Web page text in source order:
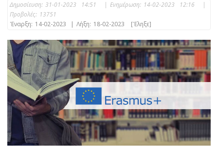
Δημοσίευση: 31-01-2023 14:51 | Ενημέρωση: 14-02-2023 12:16
|
Προβολές: 13751
Έναρξη: 14-02-2023 | Λήξη: 18-02-2023 [Έληξε]